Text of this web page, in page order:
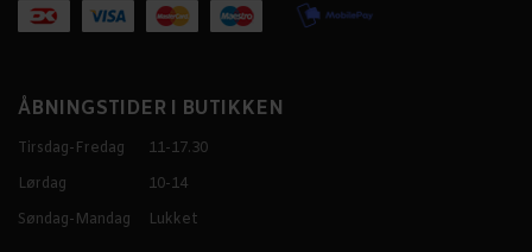
ÅBNINGSTIDER I BUTIKKEN
Tirsdag-Fredag
11-17.30
Lørdag
10-14
Søndag-Mandag
Lukket